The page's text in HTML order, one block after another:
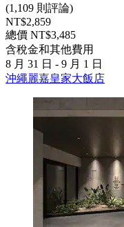
(1,109 則評論)
NT$2,859
總價 NT$3,485
含稅金和其他費用
8 月 31 日 - 9 月 1 日
沖繩麗嘉皇家大飯店